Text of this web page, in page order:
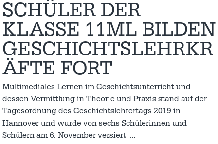
SCHÜLER DER
KLASSE 11ML BILDEN
GESCHICHTSLEHRKR
ÄFTE FORT
Multimediales Lernen im Geschichtsunterricht und
dessen Vermittlung in Theorie und Praxis stand auf der
Tagesordnung des Geschichtslehrertags 2019 in
Hannover und wurde von sechs Schülerinnen und
Schülern am 6. November versiert, …